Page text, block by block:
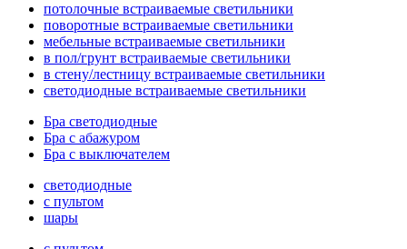
потолочные встраиваемые светильники
поворотные встраиваемые светильники
мебельные встраиваемые светильники
в пол/грунт встраиваемые светильники
в стену/лестницу встраиваемые светильники
светодиодные встраиваемые светильники
Бра светодиодные
Бра с абажуром
Бра с выключателем
светодиодные
с пультом
шары